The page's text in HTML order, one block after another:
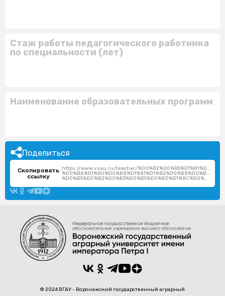
Стаж работы педагогического работника
по специальности (лет)
Наименование образовательных программ
Поделиться
Скопировать
ссылку
https://www.vsau.ru/teacher/
%D0%B5%D0%B2%D0%B3%D0%B5%D0%BD%D1%8C%D0%B5%D0%B2%D0%BD%D0%B0/
© 2024 ВГАУ - Воронежский государственный аграрный